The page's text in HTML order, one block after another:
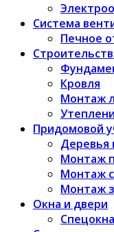
Система
Печное
Кровля
Монтаж
Придомовой
Деревья
Монтаж
Монтаж
Монтаж
Окна и двери